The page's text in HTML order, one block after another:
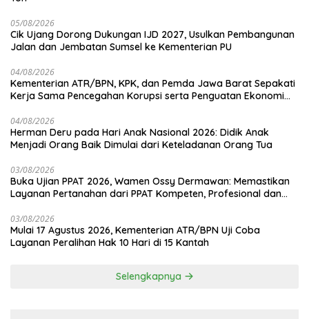
05/08/2026
Cik Ujang Dorong Dukungan IJD 2027, Usulkan Pembangunan
Jalan dan Jembatan Sumsel ke Kementerian PU
04/08/2026
Kementerian ATR/BPN, KPK, dan Pemda Jawa Barat Sepakati
Kerja Sama Pencegahan Korupsi serta Penguatan Ekonomi
04/08/2026
Herman Deru pada Hari Anak Nasional 2026: Didik Anak
Menjadi Orang Baik Dimulai dari Keteladanan Orang Tua
03/08/2026
Buka Ujian PPAT 2026, Wamen Ossy Dermawan: Memastikan
Layanan Pertanahan dari PPAT Kompeten, Profesional dan
03/08/2026
Mulai 17 Agustus 2026, Kementerian ATR/BPN Uji Coba
Layanan Peralihan Hak 10 Hari di 15 Kantah
Selengkapnya